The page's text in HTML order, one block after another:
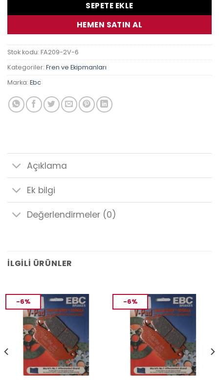
SEPETE EKLE
HEMEN SATIN AL
Stok kodu: FA209-2V-6
Kategoriler: Fren ve Ekipmanları
Marka: Ebc
Açıklama
Ek bilgi
Değerlendirmeler (0)
İLGILI ÜRÜNLER
-6% -6%